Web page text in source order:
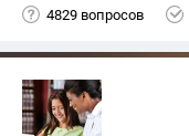
4829 вопросов